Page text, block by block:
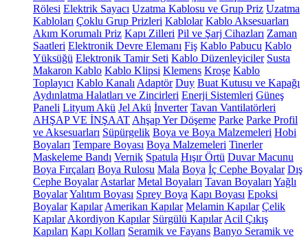
Rölesi Elektrik Sayacı Uzatma Kablosu ve Grup Priz Uzatma
Kabloları Çoklu Grup Prizleri Kablolar Kablo Aksesuarları
Akım Korumalı Priz Kapı Zilleri Pil ve Şarj Cihazları Zaman
Saatleri Elektronik Devre Elemanı Fiş Kablo Pabucu Kablo
Yüksüğü Elektronik Tamir Seti Kablo Düzenleyiciler Susta
Makaron Kablo Kablo Klipsi Klemens Kroşe Kablo
Toplayıcı Kablo Kanalı Adaptör Duy Buat Kutusu ve Kapağı
Aydınlatma Halatları ve Zincirleri Enerji Sistemleri Güneş
Paneli Lityum Akü Jel Akü İnverter Tavan Vantilatörleri
AHŞAP VE İNŞAAT Ahşap Yer Döşeme Parke Parke Profil
ve Aksesuarları Süpürgelik Boya ve Boya Malzemeleri Hobi
Boyaları Tempare Boyası Boya Malzemeleri Tinerler
Maskeleme Bandı Vernik Spatula Hışır Örtü Duvar Macunu
Boya Fırçaları Boya Rulosu Mala Boya İç Cephe Boyalar Dış
Cephe Boyalar Astarlar Metal Boyaları Tavan Boyaları Yağlı
BoyalarYalıtım Boyası Sprey Boya Kapı Boyası Epoksi
Boyalar Kapılar Amerikan Kapılar Melamin Kapılar Çelik
Kapılar Akordiyon Kapılar Sürgülü Kapılar Acil Çıkış
Kapıları Kapı Kolları Seramik ve Fayans Banyo Seramik ve